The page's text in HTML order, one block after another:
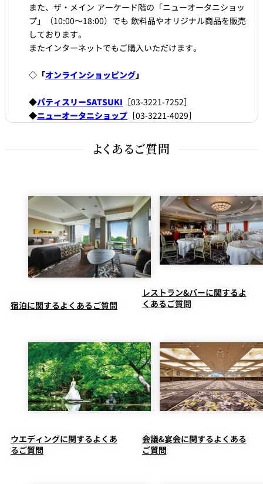
また、ザ・メイン アーケード階の「ニューオータニショッ
プ」（10:00～18:00）でも 飲料品やオリジナル商品を販売
しております。
またインターネットでもご購入いただけます。
◇ 「オンラインショッピング」
◆パティスリーSATSUKI ［03-3221-7252］
◆ニューオータニショップ ［03-3221-4029］
よくあるご質問
宿泊に関するよくあるご質問
レストラン&バーに関するよ
くあるご質問
ウエディングに関するよくあ
るご質問
会議&宴会に関するよくある
ご質問